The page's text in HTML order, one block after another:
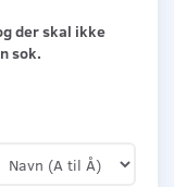
der skal ikke
sok.